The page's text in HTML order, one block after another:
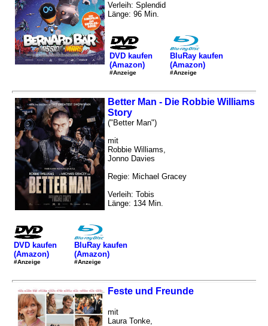
Verleih: Splendid
Länge: 96 Min.
DVD kaufen
(Amazon)
#Anzeige
BluRay kaufen
(Amazon)
#Anzeige
Better Man - Die Robbie Williams
Story
("Better Man")
mit
Robbie Williams,
Jonno Davies
Regie: Michael Gracey
Verleih: Tobis
Länge: 134 Min.
DVD kaufen
(Amazon)
#Anzeige
BluRay kaufen
(Amazon)
#Anzeige
Feste und Freunde
mit
Laura Tonke,